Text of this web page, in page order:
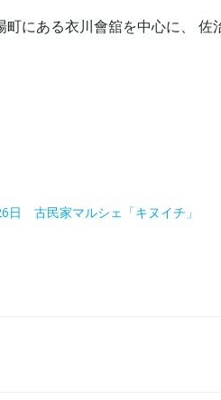
にある衣川會舘を中心に、
日 古民家マルシェ「キヌイチ」